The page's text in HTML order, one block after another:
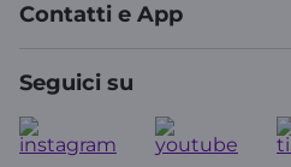
Contatti e App
Seguici su